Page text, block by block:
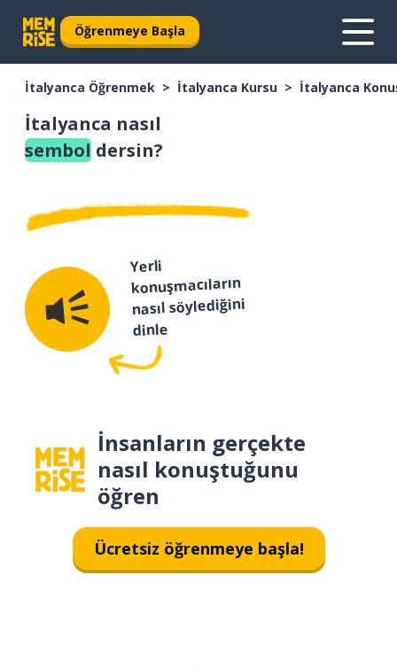
Öğrenmeye Başla
İtalyanca Öğrenmek İtalyanca Kursu İtalyanca
İtalyanca nasıl
sembol dersin?
Yerli
konuşmacıların
nasıl söylediğini
dinle
İnsanların gerçekte
nasıl konuştuğunu
öğren
Ücretsiz öğrenmeye başla!